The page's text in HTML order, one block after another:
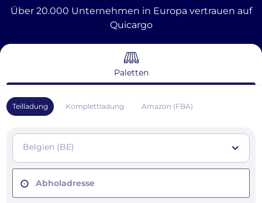
Über 20.000 Unternehmen in Europa vertrauen auf
Quicargo
Paletten
Teilladung Komplettladung Amazon (FBA)
Belgien (BE)
Abholadresse